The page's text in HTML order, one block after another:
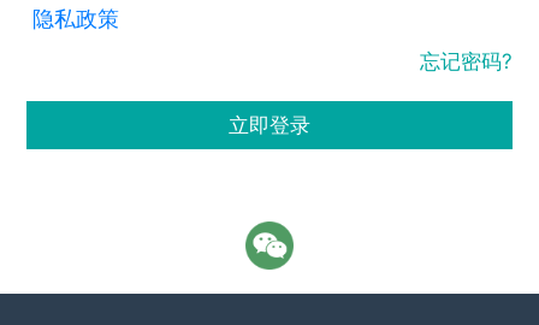
隐私政策
忘记密码?
立即登录